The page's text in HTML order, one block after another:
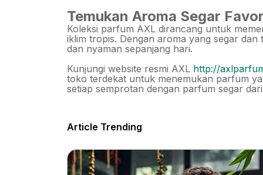
Temukan Aroma Segar
Koleksi parfum AXL dirancang untuk
iklim tropis. Dengan aroma yang segar
dan nyaman sepanjang hari.
Kunjungi website resmi AXL http://
toko terdekat untuk menemukan parfum
setiap semprotan dengan parfum segar
Article Trending